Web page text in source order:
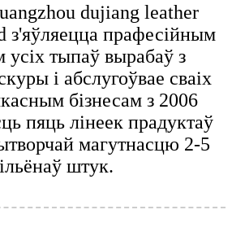
dujiang leather
з'яўляецца прафесійным
усіх тыпаў вырабаў з
і абслугоўвае сваіх
бізнесам з 2006
пяць лінеек прадуктаў
магутнасцю 2-5
штук.